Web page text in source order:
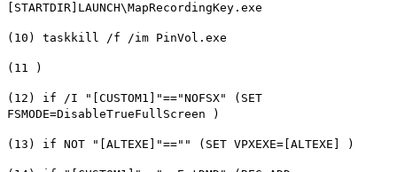
[STARTDIR]LAUNCH\MapRecordingKey.exe
(10) taskkill /f /im PinVol.exe
(11 )
(12) if /I "[CUSTOM1]"=="NOFSX" (SET
FSMODE=DisableTrueFullScreen )
(13) if NOT "[ALTEXE]"=="" (SET VPXEXE=[ALTEXE] )